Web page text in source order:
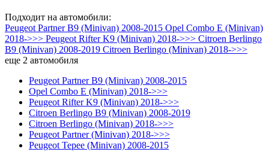
Подходит на автомобили:
Peugeot Partner B9 (Minivan) 2008-2015 Opel Combo E (Minivan)
2018->>> Peugeot Rifter K9 (Minivan) 2018->>> Citroen Berlingo
B9 (Minivan) 2008-2019 Citroen Berlingo (Minivan) 2018->>>
еще 2 автомобиля
Peugeot Partner B9 (Minivan) 2008-2015
Opel Combo E (Minivan) 2018->>>
Peugeot Rifter K9 (Minivan) 2018->>>
Citroen Berlingo B9 (Minivan) 2008-2019
Citroen Berlingo (Minivan) 2018->>>
Peugeot Partner (Minivan) 2018->>>
Peugeot Tepee (Minivan) 2008-2015